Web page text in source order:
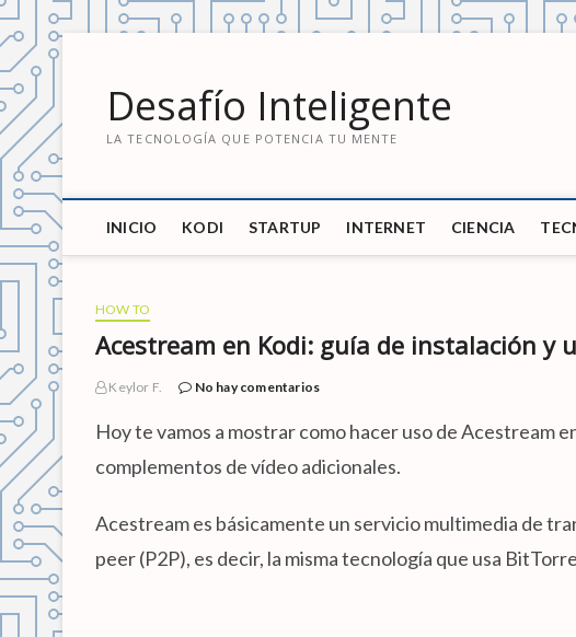
o
Desafío Inteligente
LA TECNOLOGÍA QUE POTENCIA TU MENTE
INICIO KODI STARTUP INTERNET CIENCIA
HOW TO
Acestream en Kodi: guía de instalación y
Keylor F. No hay comentarios
Hoy te vamos a mostrar como hacer uso de Acestream
complementos de vídeo adicionales.
Acestream es básicamente un servicio multimedia de
peer (P2P), es decir, la misma tecnología que usa